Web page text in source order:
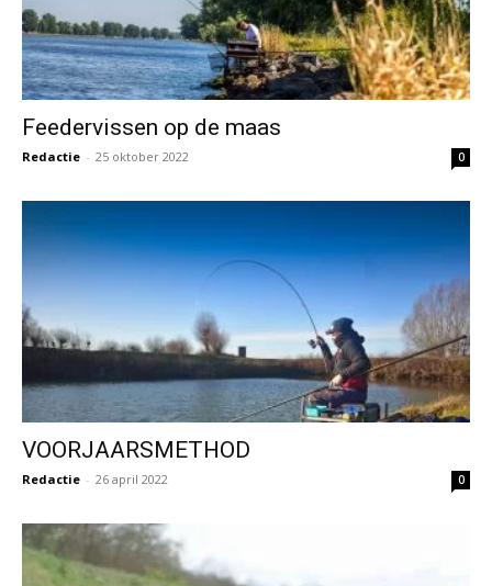
Feedervissen op de maas
Redactie - 25 oktober 2022 0
VOORJAARSMETHOD
Redactie - 26 april 2022 0